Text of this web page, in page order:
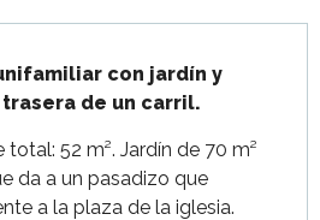
con jardín y
de un carril.
52 m². Jardín de 70 m²
da a un pasadizo que
a la plaza de la iglesia.